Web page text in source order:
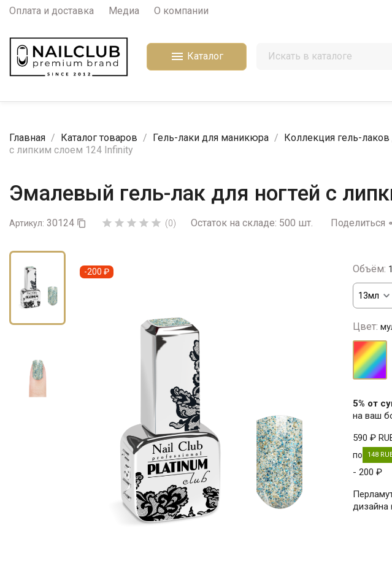
Оплата и доставка Медиа О компании
 Каталог
Главная Каталог товаров Гель-лаки для маникюра Коллекция гель-
с липким слоем 124 Infinity
Эмалевый гель-лак для ногтей с
Артикул: 30124       (0) Остаток на складе: 500 шт. Поделиться
-200 ₽ Объём:
Цвет:
5% от
на ваш
590 ₽
по 148
- 200 ₽
дизайна